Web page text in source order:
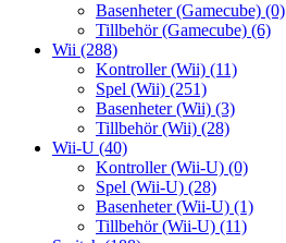
Basenheter (Gamecube) (0)
Tillbehör (Gamecube) (6)
Wii (288)
Kontroller (Wii) (11)
Spel (Wii) (251)
Basenheter (Wii) (3)
Tillbehör (Wii) (28)
Wii-U (40)
Kontroller (Wii-U) (0)
Spel (Wii-U) (28)
Basenheter (Wii-U) (1)
Tillbehör (Wii-U) (11)